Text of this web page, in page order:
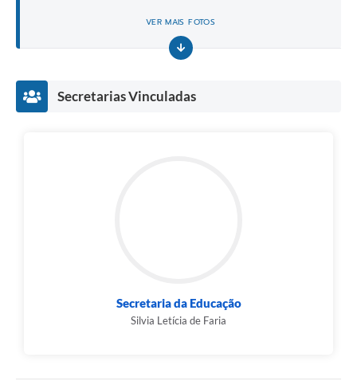
VER MAIS FOTOS
Secretarias Vinculadas
Secretaria da Educação
Silvia Letícia de Faria